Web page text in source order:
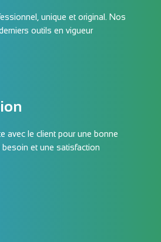
unique et original. Nos
outils en vigueur
avec le client pour une bonne
et une satisfaction